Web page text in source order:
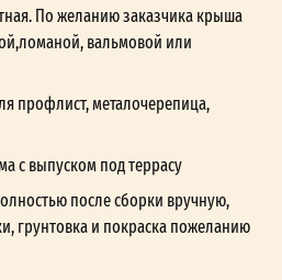
По желанию заказчика крыша
вальмовой или
профлист, металочерепица,
с выпуском под террасу
после сборки вручную,
грунтовка и покраска пожеланию